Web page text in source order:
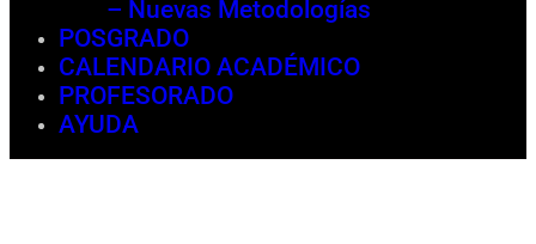
– Nuevas Metodologías
POSGRADO
CALENDARIO ACADÉMICO
PROFESORADO
AYUDA